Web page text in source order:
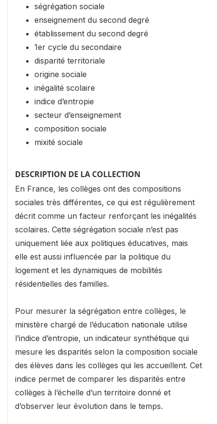
ségrégation sociale
enseignement du second degré
établissement du second degré
1er cycle du secondaire
disparité territoriale
origine sociale
inégalité scolaire
indice d’entropie
secteur d’enseignement
composition sociale
mixité sociale
DESCRIPTION DE LA COLLECTION
En France, les collèges ont des compositions
sociales très différentes, ce qui est régulièrement
décrit comme un facteur renforçant les inégalités
scolaires. Cette ségrégation sociale n’est pas
uniquement liée aux politiques éducatives, mais
elle est aussi influencée par la politique du
logement et les dynamiques de mobilités
résidentielles des familles.
Pour mesurer la ségrégation entre collèges, le
ministère chargé de l’éducation nationale utilise
l’indice d’entropie, un indicateur synthétique qui
mesure les disparités selon la composition sociale
des élèves dans les collèges qui les accueillent. Cet
indice permet de comparer les disparités entre
collèges à l’échelle d’un territoire donné et
d’observer leur évolution dans le temps.